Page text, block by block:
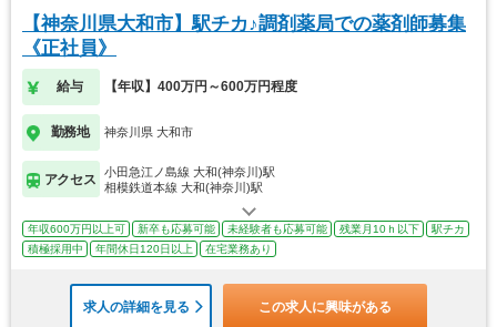
【神奈川県大和市】駅チカ♪調剤薬局での薬剤師募集
《正社員》
給与 【年収】400万円～600万円程度
勤務地 神奈川県 大和市
アクセス
小田急江ノ島線 大和(神奈川)駅
相模鉄道本線 大和(神奈川)駅
年収600万円以上可 新卒も応募可能 未経験者も応募可能 残業月10ｈ以下
駅チカ
積極採用中
年間休日120日以上 在宅業務あり
求人の詳細を見る この求人に興味がある